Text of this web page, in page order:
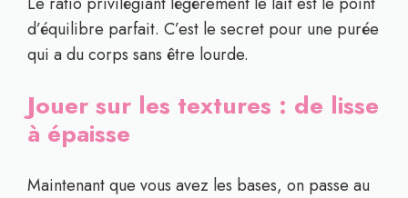
d’équilibre parfait. C’est le secret pour une purée
qui a du corps sans être lourde.
Jouer sur les textures : de lisse
à épaisse
Maintenant que vous avez les bases, on passe au